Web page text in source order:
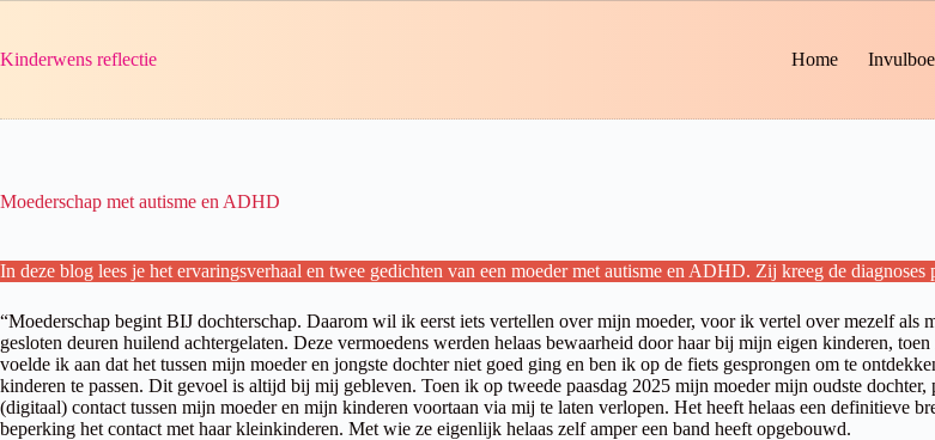
de
Kinderwens reflectie Home
Moederschap met autisme en ADHD
In deze blog lees je het ervaringsverhaal en twee gedichten van een moeder met autisme en ADHD. Zij kreeg de
“Moederschap begint BIJ dochterschap. Daarom wil ik eerst iets vertellen over mijn moeder, voor ik vertel over mezelf als
gesloten deuren huilend achtergelaten. Deze vermoedens werden helaas bewaarheid door haar bij mijn eigen kinderen,
voelde ik aan dat het tussen mijn moeder en jongste dochter niet goed ging en ben ik op de fiets gesprongen om te
kinderen te passen. Dit gevoel is altijd bij mij gebleven. Toen ik op tweede paasdag 2025 mijn moeder mijn oudste
(digitaal) contact tussen mijn moeder en mijn kinderen voortaan via mij te laten verlopen. Het heeft helaas een definitieve
beperking het contact met haar kleinkinderen. Met wie ze eigenlijk helaas zelf amper een band heeft opgebouwd.